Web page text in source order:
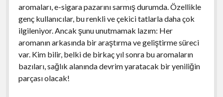
aromaları, e-sigara pazarını sarmış durumda. Özellikle
genç kullanıcılar, bu renkli ve çekici tatlarla daha çok
ilgileniyor. Ancak şunu unutmamak lazım: Her
aromanın arkasında bir araştırma ve geliştirme süreci
var. Kim bilir, belki de birkaç yıl sonra bu aromaların
bazıları, sağlık alanında devrim yaratacak bir yeniliğin
parçası olacak!